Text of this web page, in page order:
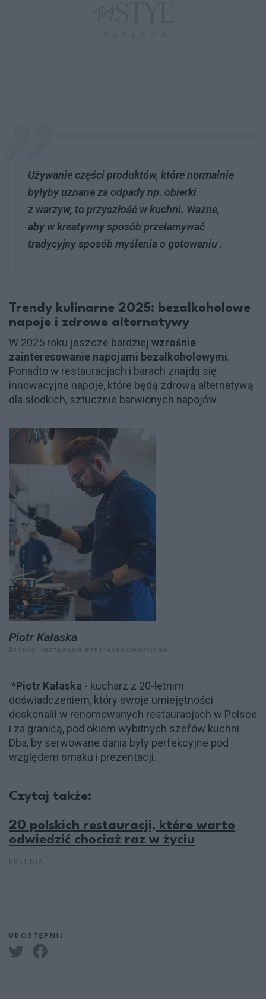
Używanie części produktów, które normalnie
byłyby uznane za odpady np. obierki
z warzyw, to przyszłość w kuchni. Ważne,
aby w kreatywny sposób przełamywać
tradycyjny sposób myślenia o gotowaniu .
Trendy kulinarne 2025: bezalkoholowe
napoje i zdrowe alternatywy
W 2025 roku jeszcze bardziej wzrośnie
zainteresowanie napojami bezalkoholowymi.
Ponadto w restauracjach i barach znajdą się
innowacyjne napoje, które będą zdrową alternatywą
dla słodkich, sztucznie barwionych napojów.
Piotr Kałaska
*Piotr Kałaska - kucharz z 20-letnim
doświadczeniem, który swoje umiejętności
doskonalił w renomowanych restauracjach w Polsce
i za granicą, pod okiem wybitnych szefów kuchni.
Dba, by serwowane dania były perfekcyjne pod
względem smaku i prezentacji.
Czytaj także:
20 polskich restauracji, które warto
odwiedzić chociaż raz w życiu
UDOSTĘPNIJ